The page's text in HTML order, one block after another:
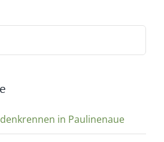
in Paulinenaue